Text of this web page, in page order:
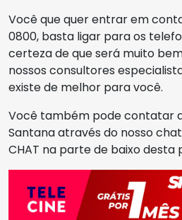
Você que quer entrar em
0800, basta ligar para os
certeza de que será muito
nossos consultores
existe de melhor para você.
Você também pode contatar a
Santana através do nosso
CHAT na parte de baixo desta